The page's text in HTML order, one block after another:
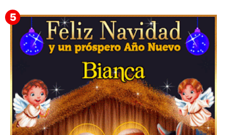
Feliz Navidad y próspero Año Nuevo Gladis